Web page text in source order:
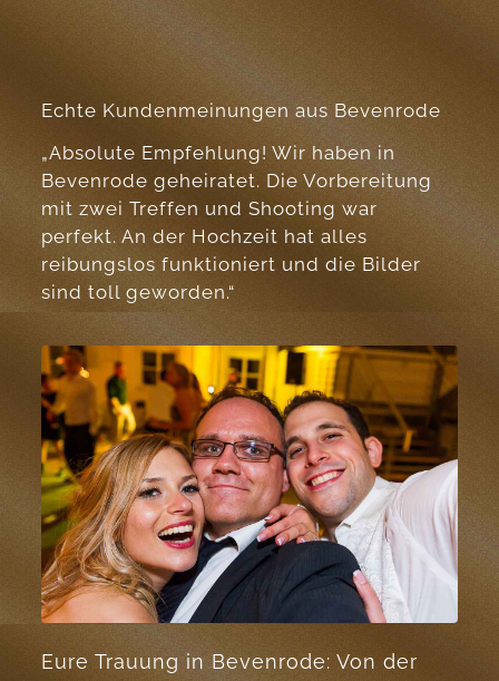
Echte Kundenmeinungen aus Bevenrode
„Absolute Empfehlung! Wir haben in
Bevenrode geheiratet. Die Vorbereitung
mit zwei Treffen und Shooting war
perfekt. An der Hochzeit hat alles
reibungslos funktioniert und die Bilder
sind toll geworden.“
Eure Trauung in Bevenrode: Von der